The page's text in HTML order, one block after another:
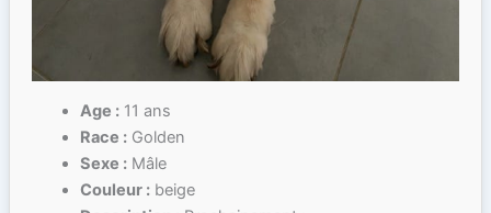
Age :11 ans
Race :Golden
Sexe :Mâle
Couleur :beige